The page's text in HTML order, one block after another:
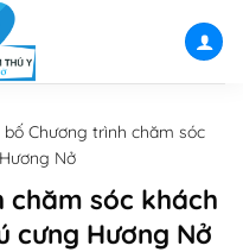
bố Chương trình chăm sóc
Nở
chăm sóc khách
cưng Hương Nở